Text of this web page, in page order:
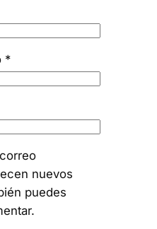
*
nuevos
puedes